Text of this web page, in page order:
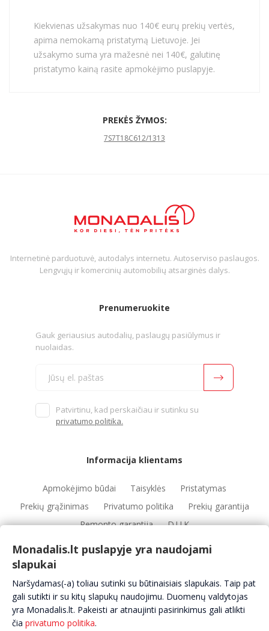
Kiekvienas užsakymas nuo 140€ eurų prekių vertės,
apima nemokamą pristatymą Lietuvoje. Jei
užsakymo suma yra mažesnė nei 140€, galutinę
pristatymo kainą rasite apmokėjimo puslapyje.
PREKĖS ŽYMOS:
7S7T18C612/1313
Internetinė parduotuvė, autodalys internetu. Autoserviso paslaugos.
Lengvųjų ir komercinių automobilių atsarginės dalys.
Prenumeruokite
Gauk geriausius autodalių, paslaugų pasiūlymus ir
nuolaidas.
Patvirtinu, kad perskaičiau ir sutinku su
privatumo politika.
Informacija klientams
Apmokėjimo būdai Taisyklės
Pristatymas
Prekių grąžinimas
Privatumo politika
Prekių garantija
Remonto garantija
D.U.K
Automobilių servisai Automobilių dalys
Apie mus
Kontaktai
Monadalis.lt puslapyje yra naudojami
slapukai
Naršydamas(-a) toliau sutinki su būtinaisiais slapukais. Taip pat
gali sutikti ir su kitų slapukų naudojimu. Duomenų valdytojas
yra Monadalis.lt. Pakeisti ar atnaujinti pasirinkimus gali atlikti
čia privatumo politika.